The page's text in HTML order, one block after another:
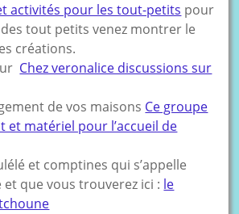
activités pour les tout-petits pour
des tout petits venez montrer le
créations.
Chez veronalice discussions sur
de vos maisons Ce groupe
et matériel pour l’accueil de
et comptines qui s’appelle
que vous trouverez ici : le